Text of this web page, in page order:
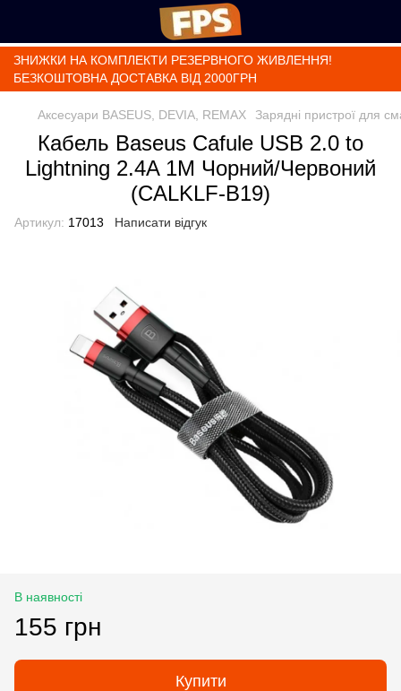
ЗНИЖКИ НА КОМПЛЕКТИ РЕЗЕРВНОГО ЖИВЛЕННЯ!
БЕЗКОШТОВНА ДОСТАВКА ВІД 2000ГРН
Аксесуари BASEUS, DEVIA, REMAX Зарядні пристрої для
Кабель Baseus Cafule USB 2.0 to
Lightning 2.4A 1M Чорний/Червоний
(CALKLF-B19)
Артикул: 17013 Написати відгук
В наявності
155 грн
Купити